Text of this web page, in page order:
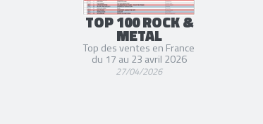
TOP 100 ROCK &
METAL
Top des ventes en France
du 17 au 23 avril 2026
27/04/2026